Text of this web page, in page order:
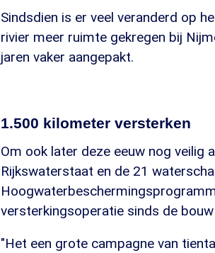
Sindsdien is er veel veranderd op
rivier meer ruimte gekregen bij
jaren vaker aangepakt.
1.500 kilometer versterken
Om ook later deze eeuw nog veilig
Rijkswaterstaat en de 21
versterkingsoperatie sinds de
"Het een grote campagne van